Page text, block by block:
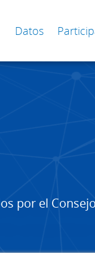
Datos
por el Consejo